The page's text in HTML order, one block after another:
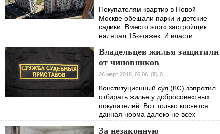
Покупателям квартир в Новой
Москве обещали парки и детские
садики. Вместо этого застройщик
наляпал 15-этажек. И власти
позволили заточить новоселов в
каменные джунгли.
Владельцев жилья защитили
от чиновников
26 март 2018, 06:06 0
Конституционный суд (КС) запретил
отбирать жилье у добросовестных
покупателей. Вот только коснется
данная норма далеко не всех
владельцев недвижимости.
За незаконную